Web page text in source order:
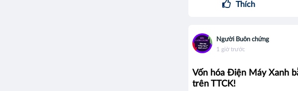
Thích
Người Buôn chứng
1 giờ trước
Vốn hóa Điện Máy Xanh
trên TTCK!